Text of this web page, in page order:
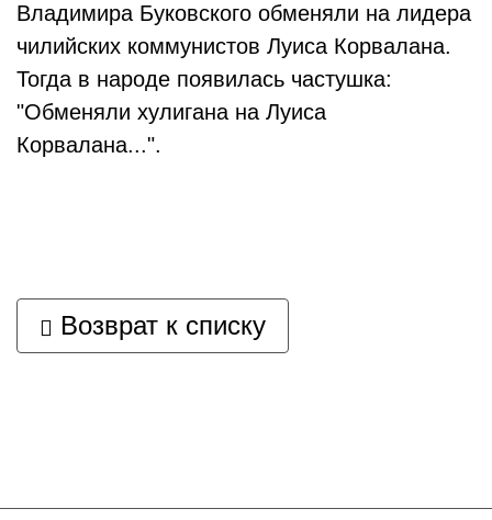
Владимира Буковского обменяли на лидера
чилийских коммунистов Луиса Корвалана.
Тогда в народе появилась частушка:
"Обменяли хулигана на Луиса
Корвалана...".
Возврат к списку